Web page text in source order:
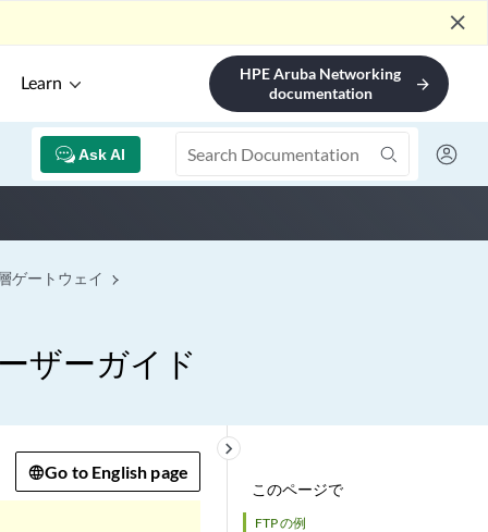
close
Learn
HPE Aruba Networking
documentation
arrow_forward
Ask AI
ゲートウェイ
ザーガイド
このページで
FTP の例
keyboard_arrow_right
Go to English page